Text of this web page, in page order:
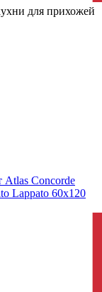
для прихожей
Atlas Concorde
Lappato 60x120